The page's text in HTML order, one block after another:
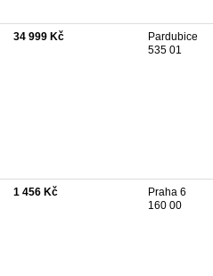
34 999 Kč
Pardubice
535 01
1 456 Kč
Praha 6
160 00